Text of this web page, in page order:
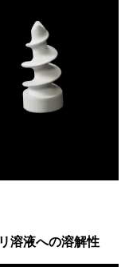
溶液への溶解性